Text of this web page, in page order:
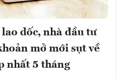
dốc, nhà đầu tư
mở mới sụt về
nhất 5 tháng